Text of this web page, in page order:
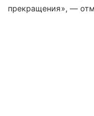
прекращения», —